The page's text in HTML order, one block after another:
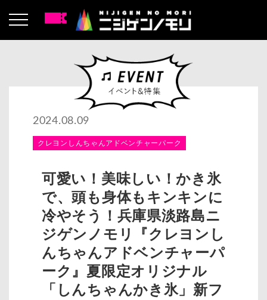
2024.08.09
クレヨンしんちゃんアドベンチャーパーク
可愛い！美味しい！かき氷
で、頭も身体もキンキンに
冷やそう！兵庫県淡路島ニ
ジゲンノモリ『クレヨンし
んちゃんアドベンチャーパ
ーク』夏限定オリジナル
「しんちゃんかき氷」新フ